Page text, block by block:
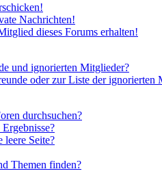
Nachrichten!
dieses Forums erhalten!
und ignorierten Mitglieder?
oder zur Liste der
durchsuchen?
leere Seite?
Themen finden?